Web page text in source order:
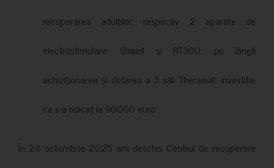
recuperarea adulților, respectiv 2 aparate de
electrostimulare: Stiwell și RT300, pe lângă
achiziționarea și dotarea a 3 săli Therasuit, investiție
ce s-a ridicat la 90000 euro.
În 28 octombrie 2025 am deschis Centrul de recuperare